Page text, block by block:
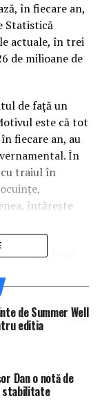
în fiecare an,
Statistică
actuale, în trei
de milioane de
de faţă un
este că tot
fiecare an, au
În
cu traiul în
întăreşte
pe baza
în
38 de
iar restul
de Summer Well
editia
Dan o notă de
stabilitate